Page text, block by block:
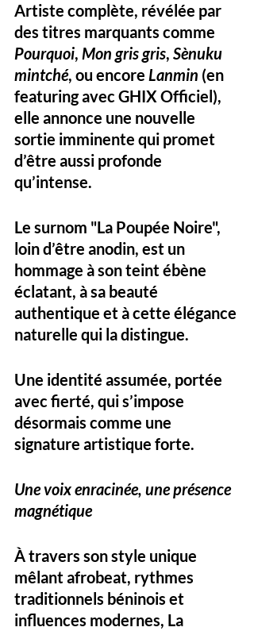
Artiste complète, révélée par
des titres marquants comme
Pourquoi, Mon gris gris, Sènuku
mintché, ou encore Lanmin (en
featuring avec GHIX Officiel),
elle annonce une nouvelle
sortie imminente qui promet
d’être aussi profonde
qu’intense.
Le surnom "La Poupée Noire",
loin d’être anodin, est un
hommage à son teint ébène
éclatant, à sa beauté
authentique et à cette élégance
naturelle qui la distingue.
Une identité assumée, portée
avec fierté, qui s’impose
désormais comme une
signature artistique forte.
Une voix enracinée, une présence
magnétique
À travers son style unique
mêlant afrobeat, rythmes
traditionnels béninois et
influences modernes, La